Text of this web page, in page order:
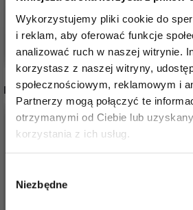
Wykorzystujemy pliki cookie do
i reklam, aby oferować funkcje
analizować ruch w naszej witrynie.
korzystasz z naszej witryny,
społecznościowym, reklamowym i
Partnerzy mogą połączyć te
otrzymanymi od Ciebie lub
korzystania z ich usług.
zgody
Niezbędne
7,99 zł
Dodaj do koszyka
INNI TEŻ WIDZIELI
Oszczędź
miłośników włóczek i
dostęp do inspirujących